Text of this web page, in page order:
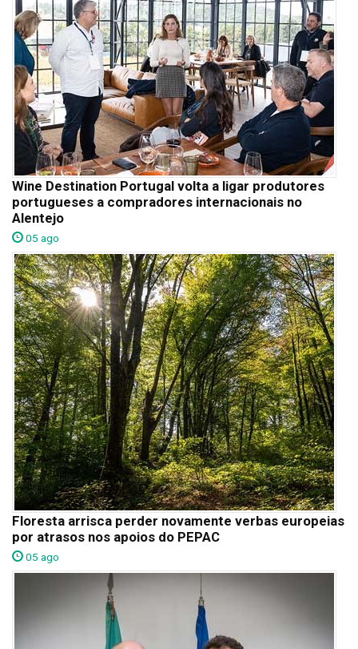
Wine Destination Portugal volta a ligar produtores
portugueses a compradores internacionais no
Alentejo
05 ago
Floresta arrisca perder novamente verbas europeias
por atrasos nos apoios do PEPAC
05 ago